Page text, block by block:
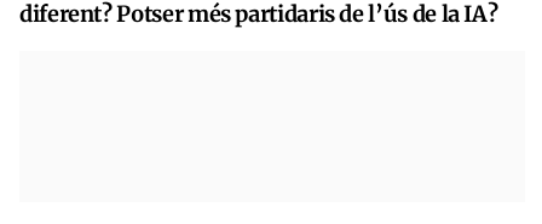
diferent? Potser més partidaris de l’ús de la IA?